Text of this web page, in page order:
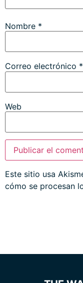
Nombre *
Correo electrónico *
Web
Este sitio usa
cómo se procesan